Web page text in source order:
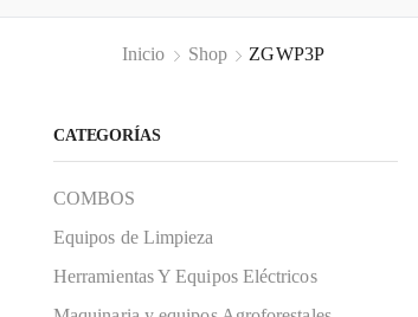
Inicio Shop ZGWP3P
CATEGORÍAS
COMBOS
Equipos de Limpieza
Herramientas Y Equipos Eléctricos